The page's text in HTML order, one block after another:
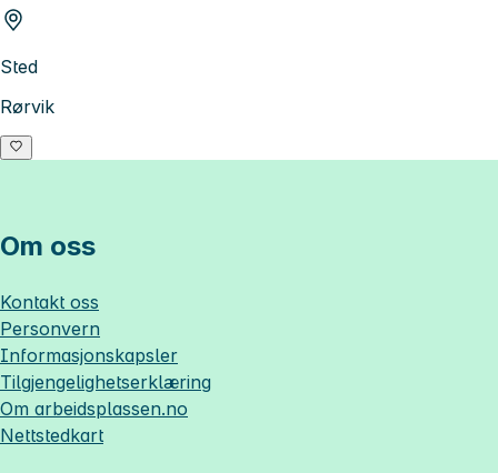
Sted
Rørvik
Om oss
Kontakt oss
Personvern
Informasjonskapsler
Tilgjengelighetserklæring
Om arbeidsplassen.no
Nettstedkart